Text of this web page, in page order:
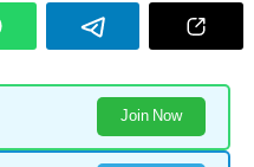
Join Now